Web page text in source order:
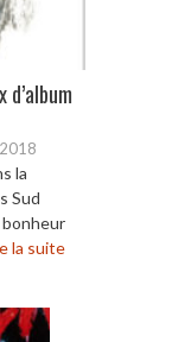
la
Sud
la suite